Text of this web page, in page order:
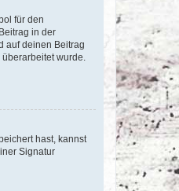
für den
in der
auf deinen Beitrag
wurde.
hast, kannst
Signatur